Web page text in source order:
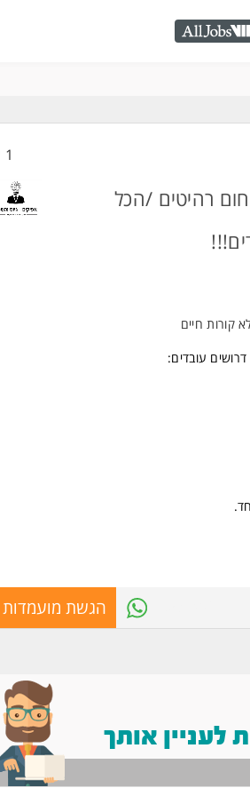
AllJobs
1 ימים
רהיטים /הכל
קורות חיים
עובדים:
הגשת מועמדות
לעניין אותך